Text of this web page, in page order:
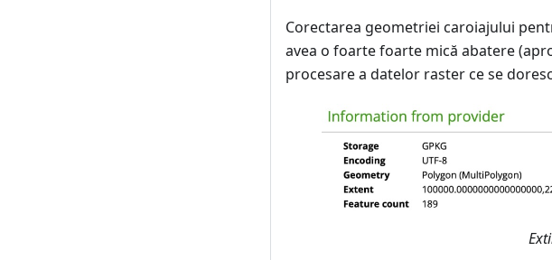
Corectarea geometriei caroiajului
avea o foarte foarte mică abatere
procesare a datelor raster ce se